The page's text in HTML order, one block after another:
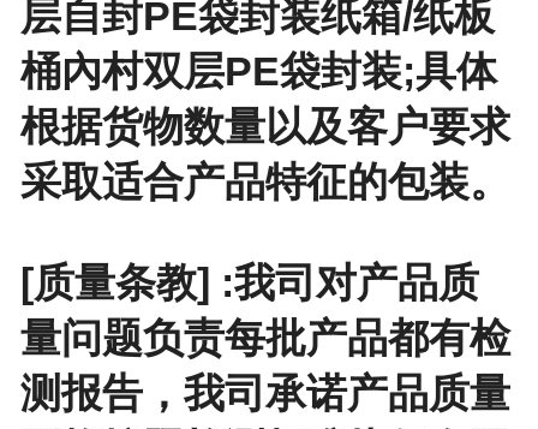
层自封PE袋封装纸箱/纸板
桶內村双层PE袋封装;具体
根据货物数量以及客户要求
采取适合产品特征的包装。
[质量条教] :我司对产品质
量问题负责每批产品都有检
测报告，我司承诺产品质量